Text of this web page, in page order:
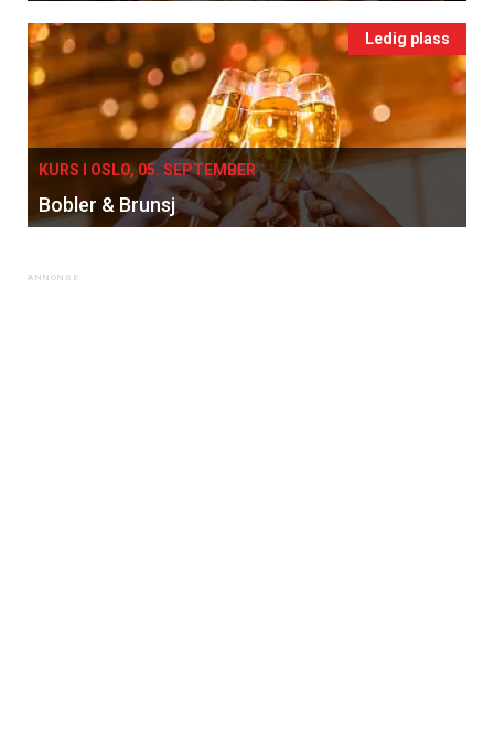
Ledig plass
KURS I OSLO, 05. SEPTEMBER
Bobler & Brunsj